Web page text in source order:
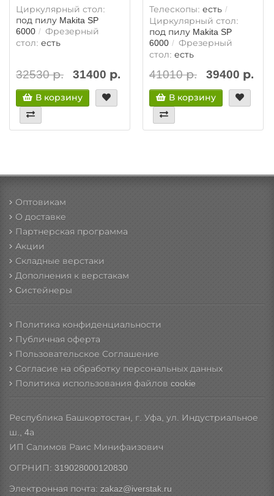
Циркулярный стол:
под пилу Makita SP
6000
Фрезерный
стол: есть
32530 р. 31400 р.
В корзину
Телескопы: есть
Циркулярный стол:
под пилу Makita SP
6000
Фрезерный
стол: есть
41010 р. 39400 р.
В корзину
Оптовикам
О доставке
Партнерская программа
Акции
Складные верстаки
Дополнения к верстакам
Cистейнеры
Политика конфиденциальности
Публичная оферта
Пользовательское Соглашение
Согласие на обработку персональных данных
Политика использования файлов cookie
Республика Башкортостан, г. Уфа, ул. Индустриальное
ш., 4а
ИП Салимов Раис Минифаизович
ОГРНИП: 319028000120830
Электронная почта: zakaz@iverstak.ru